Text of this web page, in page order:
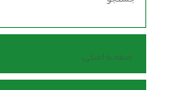
صفحه اصلی